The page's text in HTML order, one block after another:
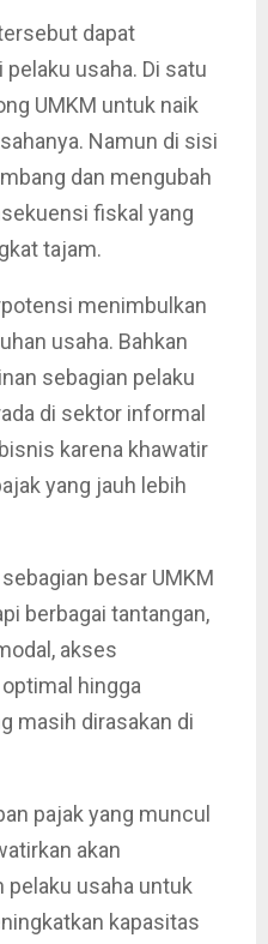
dapat
usaha. Di satu
UMKM untuk naik
Namun di sisi
dan mengubah
fiskal yang
tajam.
menimbulkan
usaha. Bahkan
sebagian pelaku
di sektor informal
karena khawatir
yang jauh lebih
besar UMKM
berbagai tantangan,
akses
hingga
masih dirasakan di
pajak yang muncul
akan
usaha untuk
kapasitas